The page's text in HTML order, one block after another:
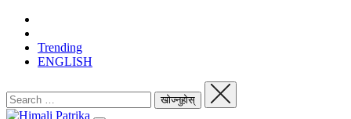
Trending
ENGLISH